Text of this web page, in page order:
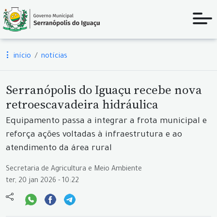
início notícias
Serranópolis do Iguaçu recebe nova
retroescavadeira hidráulica
Equipamento passa a integrar a frota municipal e
reforça ações voltadas à infraestrutura e ao
atendimento da área rural
Secretaria de Agricultura e Meio Ambiente
ter, 20 jan 2026 - 10:22